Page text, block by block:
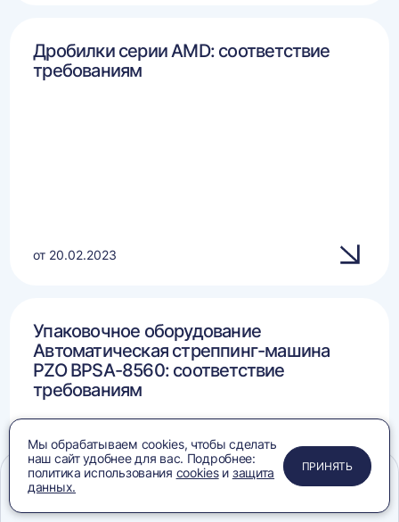
Дробилки серии AMD: соответствие
требованиям
от 20.02.2023
Упаковочное оборудование
Автоматическая стреппинг-машина
PZO BPSA-8560: соответствие
требованиям
ПРИМЕНИТЬ
ЗАКРЫТЬ
ЗАКРЫТЬ
ЗАКРЫТЬ
Мы обрабатываем cookies, чтобы сделать
наш сайт удобнее для вас. Подробнее:
политика использования cookiesи защита
данных.
ПРИНЯТЬ